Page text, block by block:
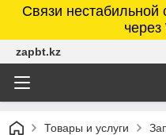
Связи нестабильной
zapbt.kz
Товары и услуги